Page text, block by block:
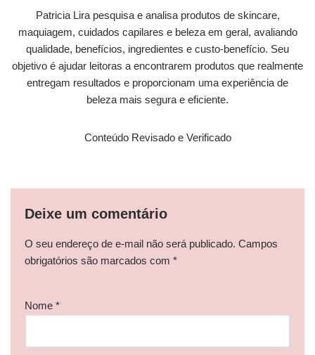
Patricia Lira pesquisa e analisa produtos de skincare,
maquiagem, cuidados capilares e beleza em geral, avaliando
qualidade, benefícios, ingredientes e custo-benefício. Seu
objetivo é ajudar leitoras a encontrarem produtos que realmente
entregam resultados e proporcionam uma experiência de
beleza mais segura e eficiente.
Conteúdo Revisado e Verificado
Deixe um comentário
O seu endereço de e-mail não será publicado. Campos
obrigatórios são marcados com *
Nome *